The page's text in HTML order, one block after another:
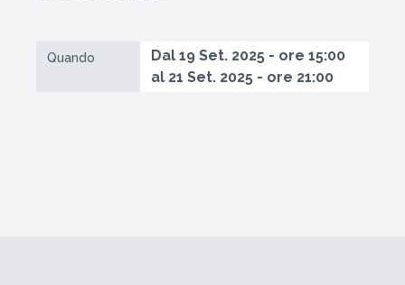
Quando
Dal 19 Set. 2025 - ore 15:00
al 21 Set. 2025 - ore 21:00